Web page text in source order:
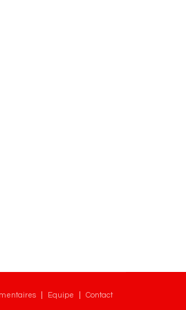
Equipe Contact